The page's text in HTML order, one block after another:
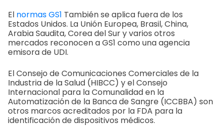
El normas GS1 También se aplica fuera de los
Estados Unidos. La Unión Europea, Brasil, China,
Arabia Saudita, Corea del Sur y varios otros
mercados reconocen a GS1 como una agencia
emisora de UDI.
El Consejo de Comunicaciones Comerciales de la
Industria de la Salud (HIBCC) y el Consejo
Internacional para la Comunalidad en la
Automatización de la Banca de Sangre (ICCBBA) son
otros marcos acreditados por la FDA para la
identificación de dispositivos médicos.